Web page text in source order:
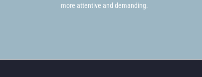
more attentive and demanding.